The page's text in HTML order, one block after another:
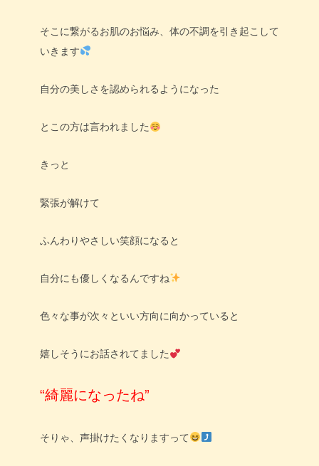
そこに繋がるお肌のお悩み、体の不調を引き起こして
いきます
自分の美しさを認められるようになった
とこの方は言われました
きっと
緊張が解けて
ふんわりやさしい笑顔になると
自分にも優しくなるんですね
色々な事が次々といい方向に向かっていると
嬉しそうにお話されてました
“綺麗になったね”
そりゃ、声掛けたくなりますって